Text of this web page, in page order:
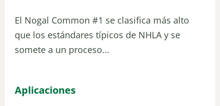
El Nogal Common #1 se clasifica más alto
que los estándares típicos de NHLA y se
somete a un proceso...
Aplicaciones